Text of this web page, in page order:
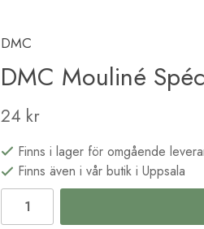
DMC
DMC Mouliné
24 kr
Finns i lager för omgående
Finns även i vår butik i Uppsala